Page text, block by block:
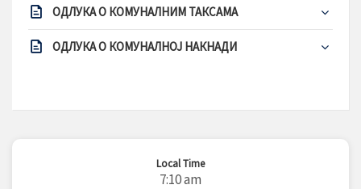
ОДЛУКА О КОМУНАЛНИМ ТАКСАМА
ОДЛУКА О КОМУНАЛНОЈ НАКНАДИ
Local Time
7:10 am